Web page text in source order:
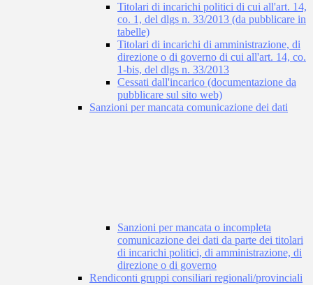
Titolari di incarichi politici di cui all'art. 14,
co. 1, del dlgs n. 33/2013 (da pubblicare in
tabelle)
Titolari di incarichi di amministrazione, di
direzione o di governo di cui all'art. 14, co.
1-bis, del dlgs n. 33/2013
Cessati dall'incarico (documentazione da
pubblicare sul sito web)
Sanzioni per mancata comunicazione dei dati
Sanzioni per mancata o incompleta
comunicazione dei dati da parte dei titolari
di incarichi politici, di amministrazione, di
direzione o di governo
Rendiconti gruppi consiliari regionali/provinciali